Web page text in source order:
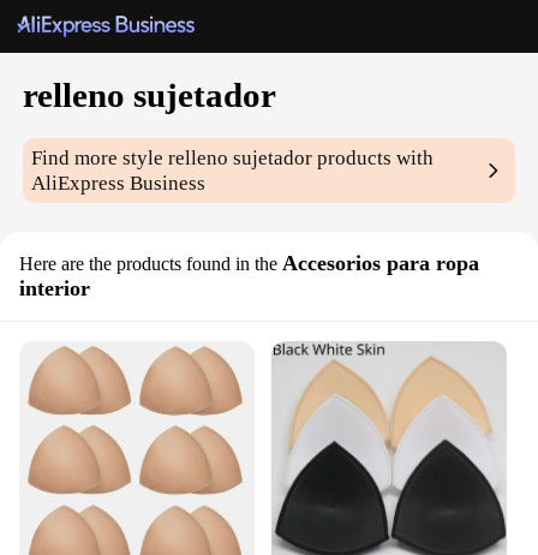
relleno sujetador
Find more stylerelleno sujetador products with
AliExpress Business
Here are the products found in the Accesorios para ropa
interior